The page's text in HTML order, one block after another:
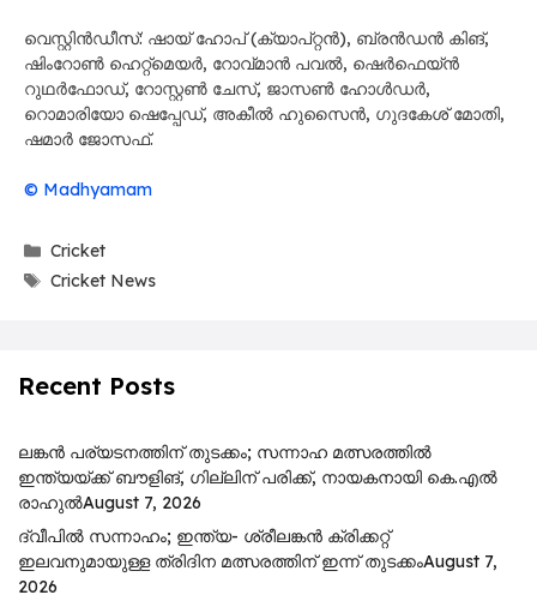
വെസ്റ്റിൻഡീസ്: ഷായ് ഹോപ് (ക്യാപ്റ്റൻ), ബ്രൻഡൻ കിങ്,
ഷിംറോൺ ഹെറ്റ്മെയർ, റോവ്മാൻ പവൽ, ഷെർഫെയ്ൻ
റുഥർഫോഡ്, റോസ്റ്റൺ ചേസ്, ജാസൺ ഹോൾഡർ,
റൊമാരിയോ ഷെപ്പേഡ്, അകീൽ ഹുസൈൻ, ഗുദകേശ് മോതി,
ഷമാർ ജോസഫ്.
© Madhyamam
Categories
Cricket
Tags
Cricket News
Recent Posts
ലങ്കൻ പര്യടനത്തിന് തുടക്കം; സന്നാഹ മത്സരത്തിൽ
ഇന്ത്യയ്ക്ക് ബൗളിങ്, ഗില്ലിന് പരിക്ക്, നായകനായി കെ.എൽ
രാഹുൽAugust 7, 2026
ദ്വീപിൽ സന്നാഹം; ഇന്ത്യ- ശ്രീലങ്കൻ ക്രിക്കറ്റ്
ഇലവനുമായുള്ള ത്രിദിന മത്സരത്തിന് ഇന്ന് തുടക്കംAugust 7,
2026